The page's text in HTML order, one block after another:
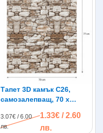
Тапет 3D камък C26,
самозалепващ, 70 х
3.07€ / 6.00
лв.
1.33€ / 2.60
лв.